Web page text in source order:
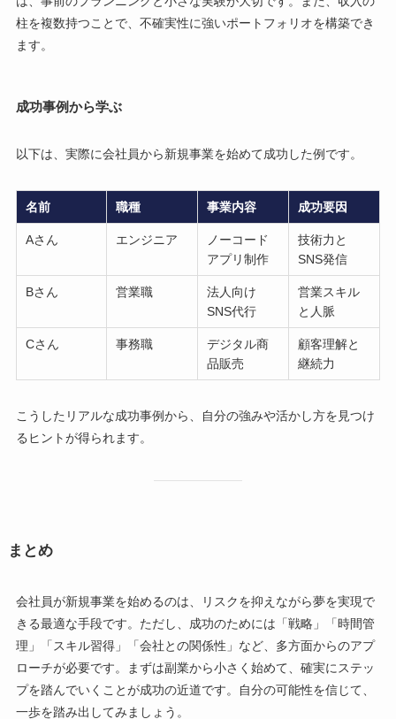
柱を複数持つことで、不確実性に強いポートフォリオを構築でき
ます。
成功事例から学ぶ
以下は、実際に会社員から新規事業を始めて成功した例です。
名前 職種 事業内容 成功要因
Aさん エンジニア
ノーコード
アプリ制作
技術力と
SNS発信
Bさん 営業職
法人向け
SNS代行
営業スキル
と人脈
Cさん 事務職
デジタル商
品販売
顧客理解と
継続力
こうしたリアルな成功事例から、自分の強みや活かし方を見つけ
るヒントが得られます。
まとめ
会社員が新規事業を始めるのは、リスクを抑えながら夢を実現で
きる最適な手段です。ただし、成功のためには「戦略」「時間管
理」「スキル習得」「会社との関係性」など、多方面からのアプ
ローチが必要です。まずは副業から小さく始めて、確実にステッ
プを踏んでいくことが成功の近道です。自分の可能性を信じて、
一歩を踏み出してみましょう。